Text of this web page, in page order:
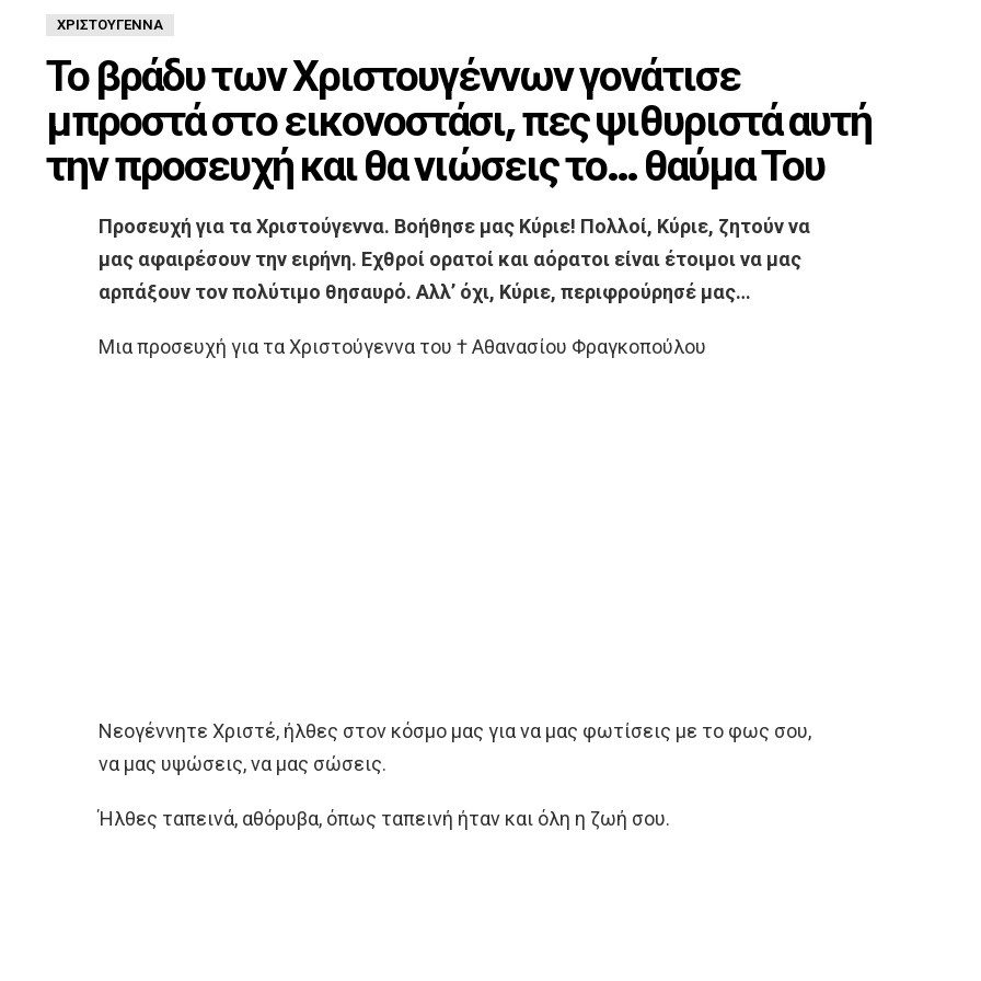
ΧΡΙΣΤΟΎΓΕΝΝΑ
Το βράδυ των Χριστουγέννων γονάτισε
μπροστά στο εικονοστάσι, πες ψιθυριστά αυτή
την προσευχή και θα νιώσεις το… θαύμα Του
Προσευχή για τα Χριστούγεννα. Βοήθησε μας Κύριε! Πολλοί, Κύριε, ζητούν να
μας αφαιρέσουν την ειρήνη. Εχθροί ορατοί και αόρατοι είναι έτοιμοι να μας
αρπάξουν τον πολύτιμο θησαυρό. Αλλ’ όχι, Κύριε, περιφρούρησέ μας…
Μια προσευχή για τα Χριστούγεννα του † Αθανασίου Φραγκοπούλου
Νεογέννητε Χριστέ, ήλθες στον κόσμο μας για να μας φωτίσεις με το φως σου,
να μας υψώσεις, να μας σώσεις.
Ήλθες ταπεινά, αθόρυβα, όπως ταπεινή ήταν και όλη η ζωή σου.